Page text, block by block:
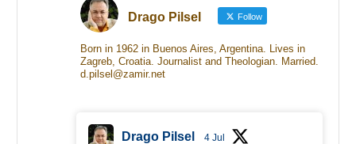
Drago Pilsel Follow
Born in 1962 in Buenos Aires, Argentina. Lives in
Zagreb, Croatia. Journalist and Theologian. Married.
d.pilsel@zamir.net
Drago Pilsel 4 Jul